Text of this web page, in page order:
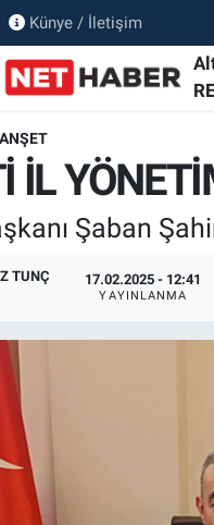
Künye / İletişim
İL
Şaban
TUNÇ 17.02.2025 - 12:41
YAYINLANMA